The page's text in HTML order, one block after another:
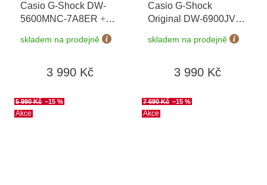
Casio G-Shock DW-
5600MNC-7A8ER +
možnost výměny do 90
dní + doprava zdarma
skladem na prodejně
3 990 Kč
Casio G-Shock
Original DW-6900JV-
možnost výměny do 90
skladem na prodejně
3 990 Kč
Akce
5 990 Kč –15 %
Akce
7 690 Kč –15 %